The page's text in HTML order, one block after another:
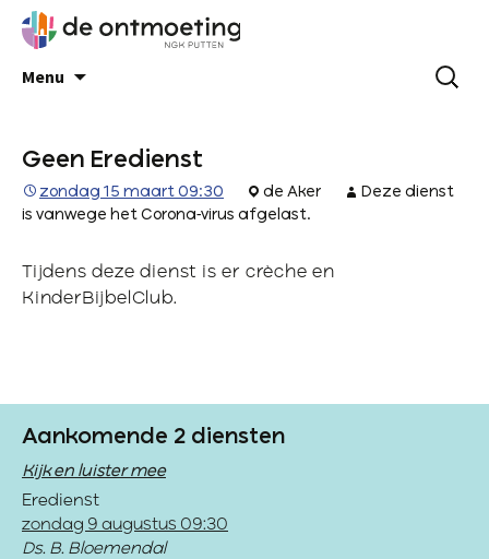
Menu
Geen Eredienst
zondag 15 maart 09:30 de Aker
Deze dienst
is vanwege het Corona-virus afgelast.
Tijdens deze dienst is er crèche en
KinderBijbelClub.
Aankomende 2 diensten
Kijk en luister mee
Eredienst
zondag 9 augustus 09:30
Ds. B. Bloemendal